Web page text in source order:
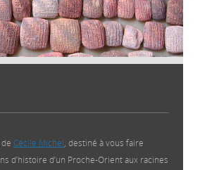
Cécile Michel, destiné à vous faire
d’histoire d’un Proche-Orient aux racines